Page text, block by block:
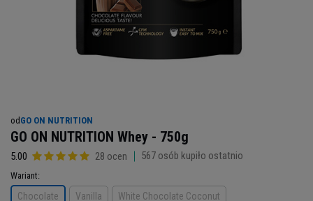
od GO ON NUTRITION
GO ON NUTRITION Whey - 750g
5.00 28 ocen 567 osób kupiło ostatnio
Wariant
Chocolate Vanilla White Chocolate Coconut